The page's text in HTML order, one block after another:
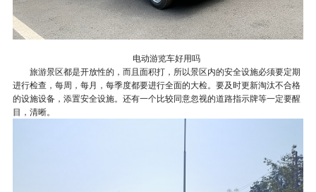
电动游览车好用吗
旅游景区都是开放性的，而且面积打，所以景区内的安全设施必须要定期
进行检查，每周，每月，每季度都要进行全面的大检。要及时更新淘汰不合格
的设施设备，添置安全设施。还有一个比较同意忽视的道路指示牌等一定要醒
目，清晰。